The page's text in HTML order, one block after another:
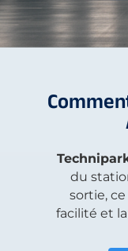
du
sortie,
facilité et